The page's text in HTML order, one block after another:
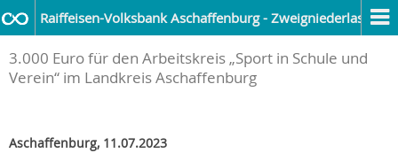
Raiffeisen-Volksbank Aschaffenburg -
3.000 Euro für den Arbeitskreis „Sport in Schule und
Verein“ im Landkreis Aschaffenburg
Aschaffenburg, 11.07.2023